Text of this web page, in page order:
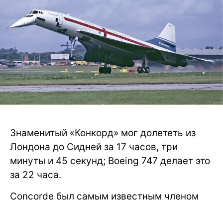
Знаменитый «Конкорд» мог долететь из
Лондона до Сидней за 17 часов, три
минуты и 45 секунд; Boeing 747 делает это
за 22 часа.
Concorde был самым известным членом